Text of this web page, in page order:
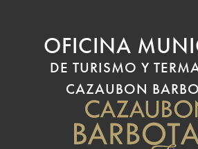
OFICINA
DE TURISMO Y
CAZAUBON